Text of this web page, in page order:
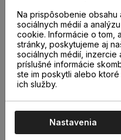
vlhkosti. Sú ideálne pre
vykurovanie. Popolavo
parketovým vzorom.
úprava lakom.
zo 100% prírodného
podlahové vykurovanie (
Vrchná vrstva podlahovej
pásom. Hrany dosky sú
mikro drážku. Povrch
ošetrený matným lakom.
množstvom uzlov.
Na prispôsobenie
sociálnych médií a
cookie. Informácie o tom,
stránky, poskytujeme aj
sociálnych médií, inzercie
príslušné informácie
ste im poskytli alebo
ich služby.
Nastavenia